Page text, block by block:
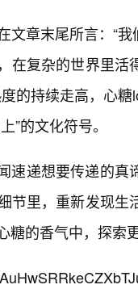
文章末尾所言：“
复杂的世界里活
的持续走高，心
”的文化符号。
速递想要传递的真
节里，重新发现
糖的香气中，探索